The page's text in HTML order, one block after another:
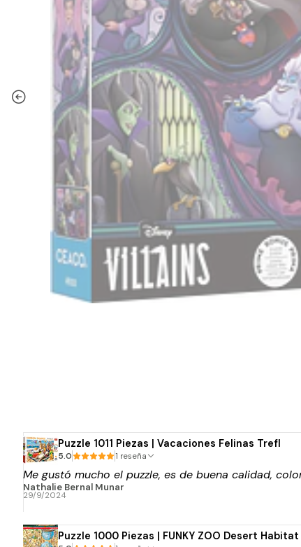
Puzzle 1011 Piezas | Vacaciones Felinas Trefl
5.0 1 reseña
Me gustó mucho el puzzle, es de buena calidad,
Nathalie Bernal Munar
29/9/2024
Puzzle 1000 Piezas | FUNKY ZOO Desert Habitat